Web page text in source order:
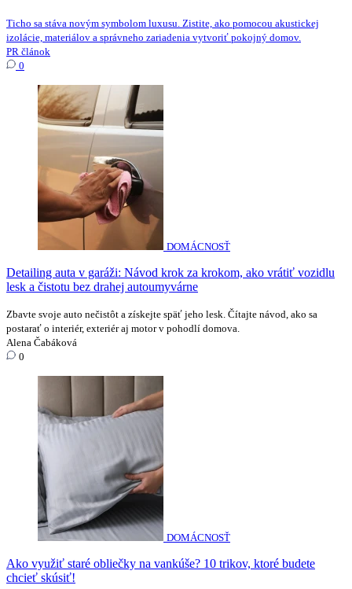
Ticho sa stáva novým symbolom luxusu. Zistite, ako pomocou akustickej
izolácie, materiálov a správneho zariadenia vytvoriť pokojný domov.
PR článok
0
DOMÁCNOSŤ
Detailing auta v garáži: Návod krok za krokom, ako vrátiť vozidlu
lesk a čistotu bez drahej autoumyvárne
Zbavte svoje auto nečistôt a získejte späť jeho lesk. Čítajte návod, ako sa
postarať o interiér, exteriér aj motor v pohodlí domova.
Alena Čabáková
0
DOMÁCNOSŤ
Ako využiť staré obliečky na vankúše? 10 trikov, ktoré budete
chcieť skúsiť!